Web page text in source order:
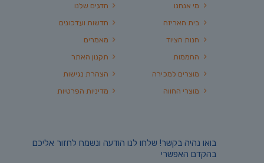
הדגים שלנו
חדשות ועדכונים
מאמרים
תקנון האתר
הצהרת נגישות
מדיניות הפרטיות
מי אנחנו
בית האריזה
חנות הציוד
החממות
מוצרים למכירה
מוצרי החווה
בואו נהיה בקשר! שלחו לנו הודעה ונשמח לחזור אליכם
בהקדם האפשרי